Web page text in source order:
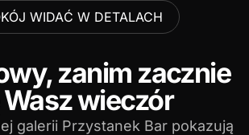
WIDAĆ W DETALACH
zanim zacznie
wieczór
galerii Przystanek Bar pokazują